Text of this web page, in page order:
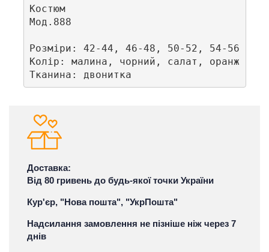
Костюм
Мод.888
Розміри: 42-44, 46-48, 50-52, 54-56
Колір: малина, чорний, салат, оранж
Тканина: двонитка
Доставка:
Від 80 гривень до будь-якої точки України
Кур'єр, "Нова пошта", "УкрПошта"
Надсилання замовлення не пізніше ніж через 7
днів